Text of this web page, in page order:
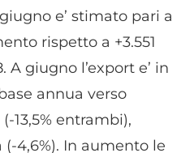
e’ stimato pari a
rispetto a +3.551
giugno l’export e’ in
annua verso
13,5% entrambi),
(-4,6%). In aumento le